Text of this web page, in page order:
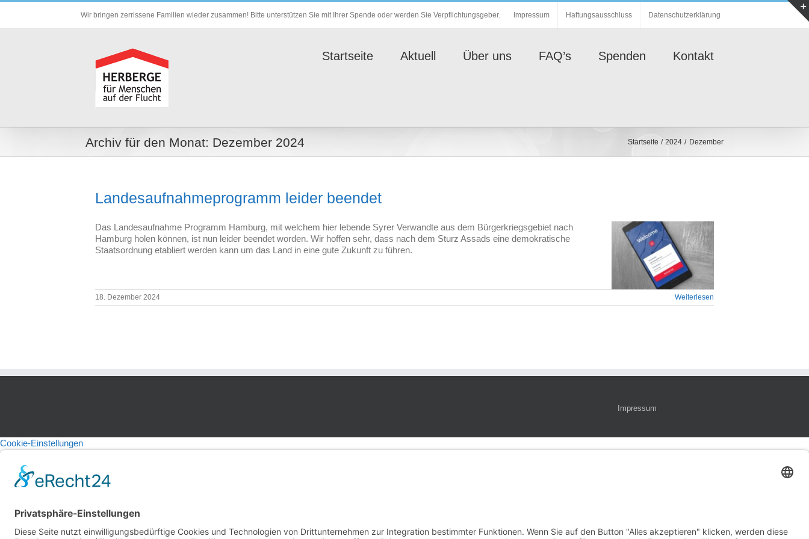
Zum
springen
Wir bringen zerrissene Familien wieder zusammen! Bitte unterstützen Sie mit Ihrer Spende oder werden Sie Verpflichtungsgeber. Impressum Haftungsausschluss Datenschutzerklärung
Startseite Aktuell Über uns FAQ’s Spenden Kontakt
Archiv für den Monat: Dezember 2024 Startseite 2024 Dezember
Landesaufnahmeprogramm leider beendet
Das Landesaufnahme Programm Hamburg, mit welchem hier lebende Syrer Verwandte aus dem Bürgerkriegsgebiet nach
Hamburg holen können, ist nun leider beendet worden. Wir hoffen sehr, dass nach dem Sturz Assads eine demokratische
Staatsordnung etabliert werden kann um das Land in eine gute Zukunft zu führen.
18. Dezember 2024 Weiterlesen
Impressum
Cookie-Einstellungen